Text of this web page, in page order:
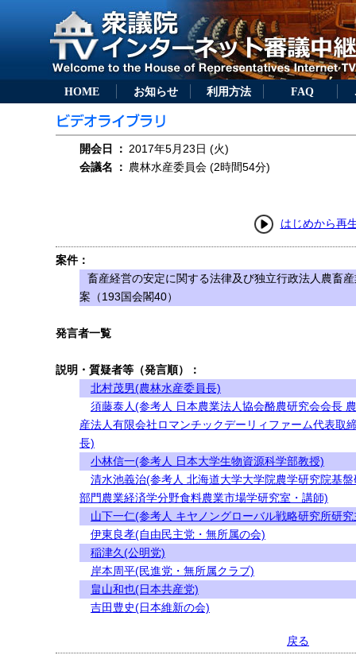
HOME お知らせ 利用方法 FAQ
開会日 ： 2017年5月23日 (火)
会議名
： 農林水産委員会 (2時間54分)
はじめから再
案件：
畜産経営の安定に関する法律及び独立行政法人農畜
案（193国会閣40）
発言者一覧
説明・質疑者等（発言順）：
北村茂男(農林水産委員長)
須藤泰人(参考人 日本農業法人協会酪農研究会会長
産法人有限会社ロマンチックデーリィファーム代表取
長)
小林信一(参考人 日本大学生物資源科学部教授)
清水池義治(参考人 北海道大学大学院農学研究院基盤
部門農業経済学分野食料農業市場学研究室・講師)
山下一仁(参考人 キヤノングローバル戦略研究所研
伊東良孝(自由民主党・無所属の会)
稲津久(公明党)
岸本周平(民進党・無所属クラブ)
畠山和也(日本共産党)
吉田豊史(日本維新の会)
戻る